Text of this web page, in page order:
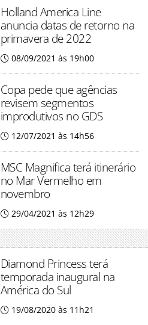
Holland America Line
anuncia datas de retorno na
primavera de 2022
08/09/2021 às 19h00
Copa pede que agências
revisem segmentos
improdutivos no GDS
12/07/2021 às 14h56
MSC Magnifica terá itinerário
no Mar Vermelho em
novembro
29/04/2021 às 12h29
Diamond Princess terá
temporada inaugural na
América do Sul
19/08/2020 às 11h21